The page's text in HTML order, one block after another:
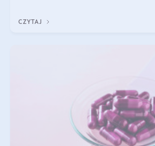
CZYTAJ